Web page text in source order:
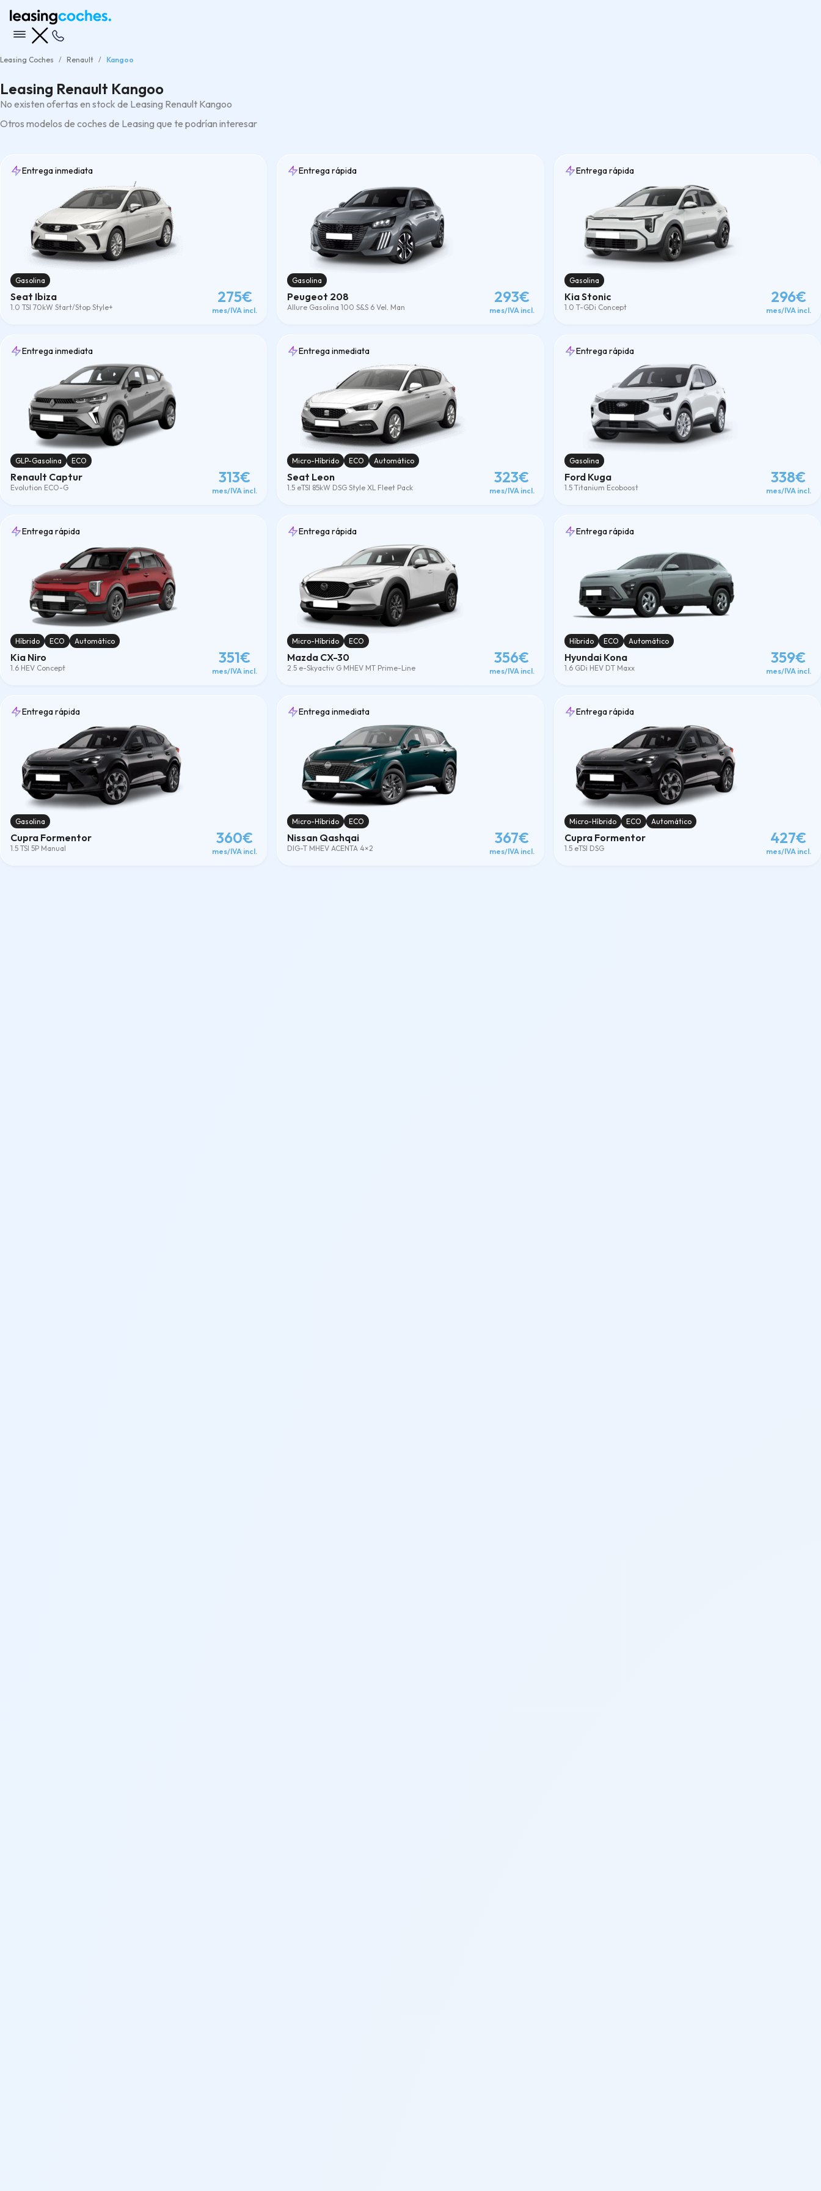
Leasing Coches Renault Kangoo
Leasing Renault Kangoo
No existen ofertas en stock de Leasing Renault Kangoo
Otros modelos de coches de Leasing que te podrían interesar
Entrega inmediata
Gasolina
Seat Ibiza
1.0 TSI 70kW Start/Stop Style+
275€
mes/IVA incl.
Entrega rápida
Gasolina
Peugeot 208
Allure Gasolina 100 S&S 6 Vel. Man
293€
mes/IVA incl.
Entrega rápida
Gasolina
Kia Stonic
1.0 T-GDi Concept
296€
mes/IVA incl.
Entrega inmediata
GLP-Gasolina ECO
Renault Captur
Evolution ECO-G
313€
mes/IVA incl.
Entrega inmediata
Micro-Híbrido ECO Automático
Seat Leon
1.5 eTSI 85kW DSG Style XL Fleet Pack
323€
mes/IVA incl.
Entrega rápida
Gasolina
Ford Kuga
1.5 Titanium Ecoboost
338€
mes/IVA incl.
Entrega rápida
Híbrido ECO Automático
Kia Niro
1.6 HEV Concept
351€
mes/IVA incl.
Entrega rápida
Micro-Híbrido ECO
Mazda CX-30
2.5 e-Skyactiv G MHEV MT Prime-Line
356€
mes/IVA incl.
Entrega rápida
Híbrido ECO Automático
Hyundai Kona
1.6 GDi HEV DT Maxx
359€
mes/IVA incl.
Entrega rápida
Gasolina
Cupra Formentor
1.5 TSI 5P Manual
360€
mes/IVA incl.
Entrega inmediata
Micro-Híbrido ECO
Nissan Qashqai
DIG-T MHEV ACENTA 4×2
367€
mes/IVA incl.
Entrega rápida
Micro-Híbrido ECO Automático
Cupra Formentor
1.5 eTSI DSG
427€
mes/IVA incl.